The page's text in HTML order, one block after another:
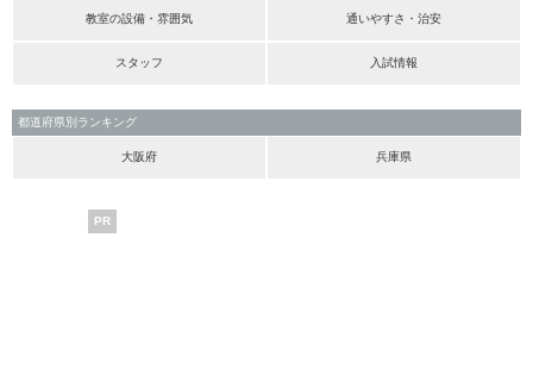
教室の設備・雰囲気 通いやすさ・治安
スタッフ 入試情報
都道府県別ランキング
大阪府 兵庫県
PR